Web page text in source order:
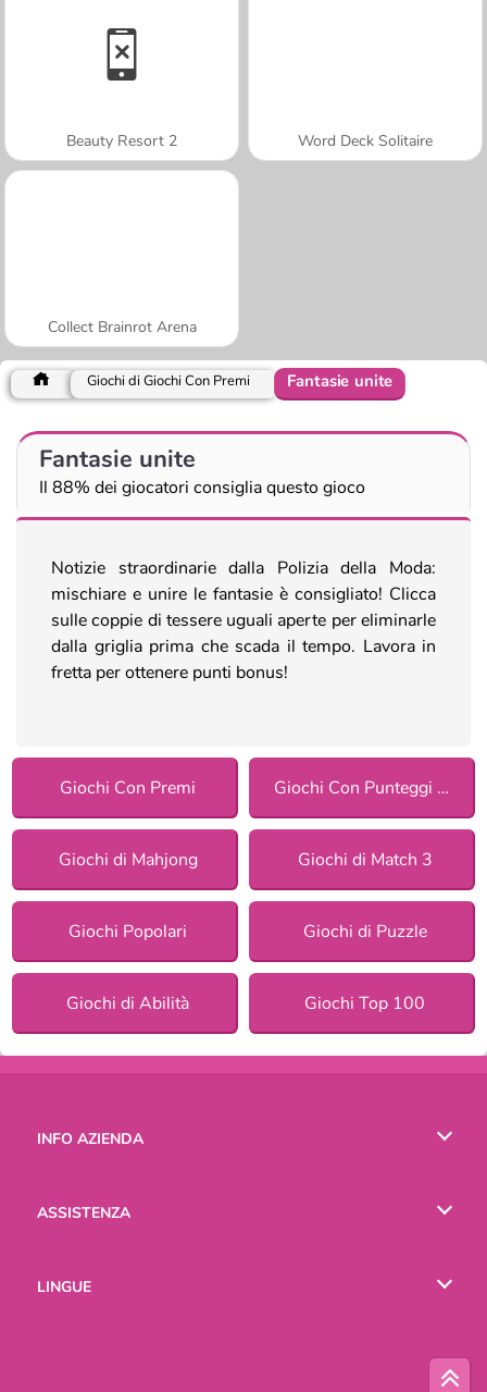
Beauty Resort 2 Word Deck Solitaire
Collect Brainrot Arena
Giochi di Giochi Con Premi Fantasie unite
Fantasie unite
Il 88% dei giocatori consiglia questo gioco
Notizie straordinarie dalla Polizia della Moda:
mischiare e unire le fantasie è consigliato! Clicca
sulle coppie di tessere uguali aperte per eliminarle
dalla griglia prima che scada il tempo. Lavora in
fretta per ottenere punti bonus!
Giochi Con Premi Giochi Con Punteggi Più Alti
Giochi di Mahjong Giochi di Match 3
Giochi Popolari Giochi di Puzzle
Giochi di Abilità Giochi Top 100
INFO AZIENDA
ASSISTENZA
LINGUE